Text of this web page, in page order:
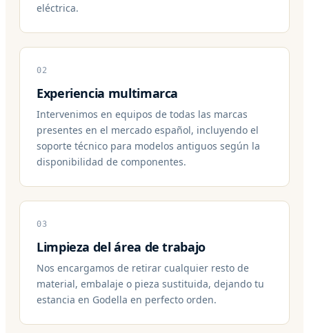
eléctrica.
02
Experiencia multimarca
Intervenimos en equipos de todas las marcas
presentes en el mercado español, incluyendo el
soporte técnico para modelos antiguos según la
disponibilidad de componentes.
03
Limpieza del área de trabajo
Nos encargamos de retirar cualquier resto de
material, embalaje o pieza sustituida, dejando tu
estancia en Godella en perfecto orden.